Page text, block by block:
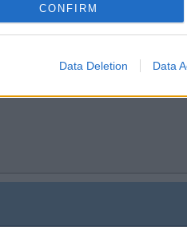
CONFIRM
Data Deletion Data
dai ricambisti.
prenderli già fatti del colore